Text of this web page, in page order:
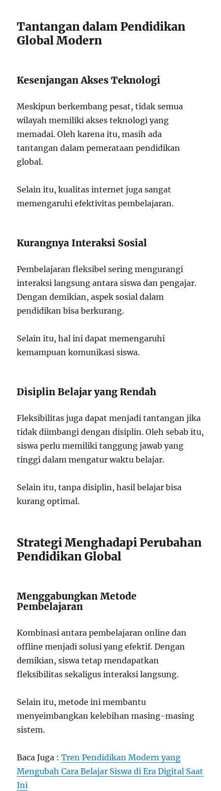
Tantangan dalam Pendidikan
Global Modern
Kesenjangan Akses Teknologi
Meskipun berkembang pesat, tidak semua
wilayah memiliki akses teknologi yang
memadai. Oleh karena itu, masih ada
tantangan dalam pemerataan pendidikan
global.
Selain itu, kualitas internet juga sangat
memengaruhi efektivitas pembelajaran.
Kurangnya Interaksi Sosial
Pembelajaran fleksibel sering mengurangi
interaksi langsung antara siswa dan pengajar.
Dengan demikian, aspek sosial dalam
pendidikan bisa berkurang.
Selain itu, hal ini dapat memengaruhi
kemampuan komunikasi siswa.
Disiplin Belajar yang Rendah
Fleksibilitas juga dapat menjadi tantangan jika
tidak diimbangi dengan disiplin. Oleh sebab itu,
siswa perlu memiliki tanggung jawab yang
tinggi dalam mengatur waktu belajar.
Selain itu, tanpa disiplin, hasil belajar bisa
kurang optimal.
Strategi Menghadapi Perubahan
Pendidikan Global
Menggabungkan Metode
Pembelajaran
Kombinasi antara pembelajaran online dan
offline menjadi solusi yang efektif. Dengan
demikian, siswa tetap mendapatkan
fleksibilitas sekaligus interaksi langsung.
Selain itu, metode ini membantu
menyeimbangkan kelebihan masing-masing
sistem.
Baca Juga :Tren Pendidikan Modern yang
Mengubah Cara Belajar Siswa di Era Digital Saat
Ini